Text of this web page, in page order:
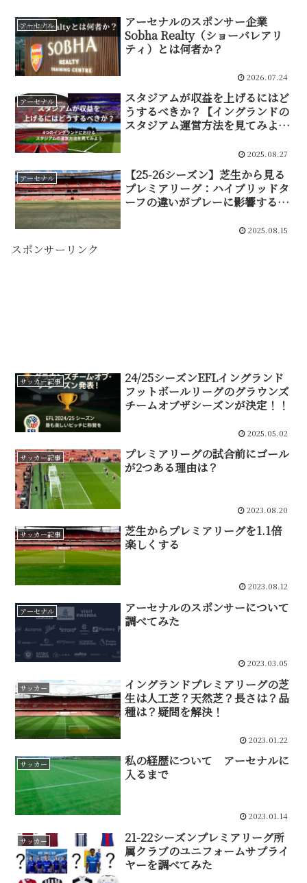
アーセナル
アーセナルのスポンサー企業
Sobha Realty（ショーバレアリ
ティ）とは何者か？
2026.07.24
アーセナル
スタジアムが収益を上げるにはど
うするべきか？【イングランドの
スタジアム運営方法を見てみよ
2025.08.27
アーセナル
【25-26シーズン】芝生から見る
プレミアリーグ：ハイブリッドタ
ーフの違いがプレーに影響するの
2025.08.15
スポンサーリンク
サッカー記事
24/25シーズンEFLイングランド
フットボールリーグのグラウンズ
チームオブザシーズンが決定！！
2025.05.02
サッカー記事
プレミアリーグの試合前にゴール
が2つある理由は？
2023.08.20
サッカー記事
芝生からプレミアリーグを1.1倍
楽しくする
2023.08.12
アーセナル
アーセナルのスポンサーについて
調べてみた
2023.03.05
サッカー
イングランドプレミアリーグの芝
生は人工芝？天然芝？長さは？品
種は？疑問を解決！
2023.01.22
サッカー
私の経歴について アーセナルに
入るまで
2023.01.14
サッカー
21-22シーズンプレミアリーグ所
属クラブのユニフォームサプライ
ヤーを調べてみた